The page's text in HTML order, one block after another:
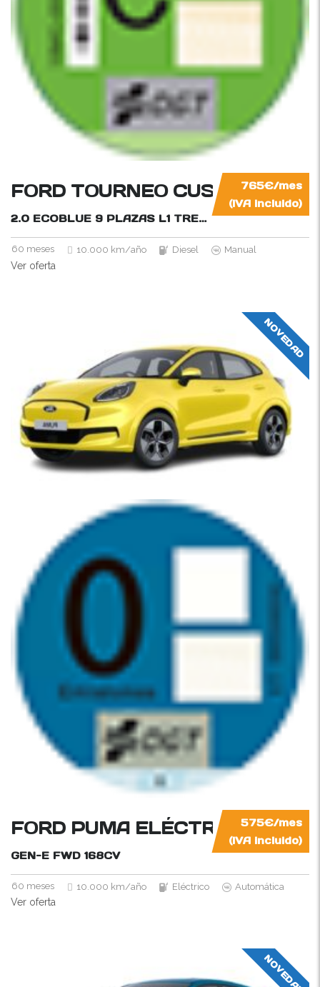
765€/mes
(IVA incluido)
FORD TOURNEO CUSTOM
2.0 ECOBLUE 9 PLAZAS L1 TREND 136CV
60 meses 10.000 km/año Diesel Manual
Ver oferta
NOVEDAD
575€/mes
(IVA incluido)
FORD PUMA ELÉCTRICO
GEN-E FWD 168CV
60 meses 10.000 km/año Eléctrico Automática
Ver oferta
NOVEDAD